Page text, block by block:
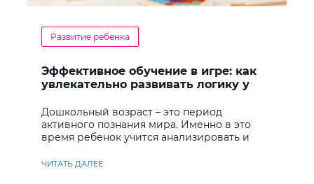
Развитие ребенка
Эффективное обучение в игре: как
увлекательно развивать логику у
Дошкольный возраст – это период
активного познания мира. Именно в это
время ребенок учится анализировать и
ЧИТАТЬ ДАЛЕЕ